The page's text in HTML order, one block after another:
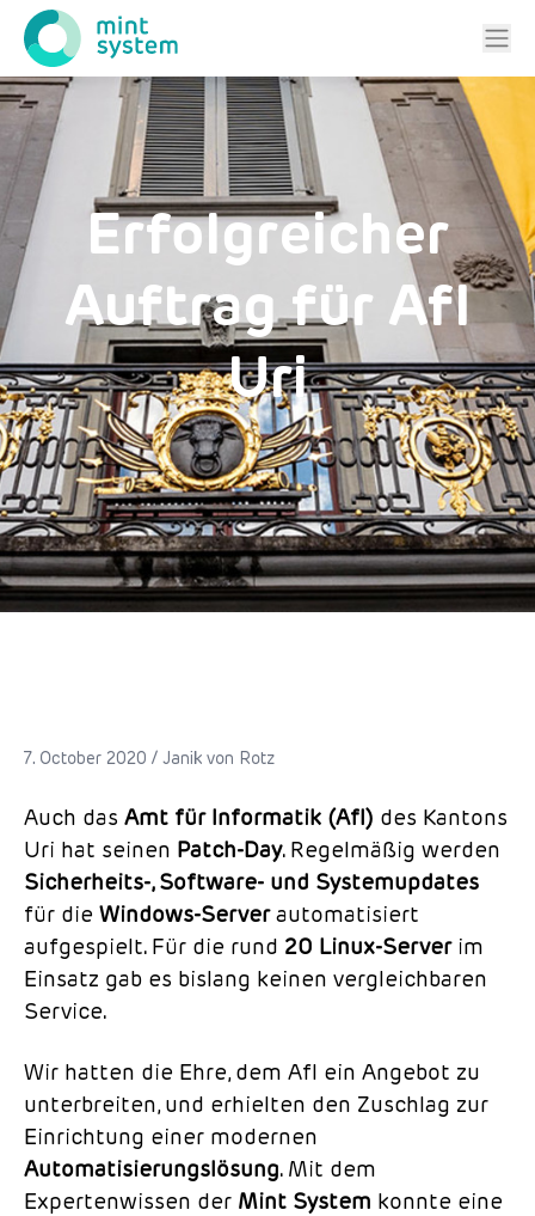
Erfolgreicher
Auftrag für AfI
Uri
7. October 2020 / Janik von Rotz
Auch dasAmt für Informatik (AfI) des Kantons
Uri hat seinen Patch-Day. Regelmäßig werden
Sicherheits-, Software- und Systemupdates
für dieWindows-Serverautomatisiert
aufgespielt. Für die rund 20 Linux-Serverim
Einsatz gab es bislang keinen vergleichbaren
Service.
Wir hatten die Ehre, dem AfI ein Angebot zu
unterbreiten, und erhielten den Zuschlag zur
Einrichtung einer modernen
Automatisierungslösung. Mit dem
Expertenwissen der Mint System konnte eine